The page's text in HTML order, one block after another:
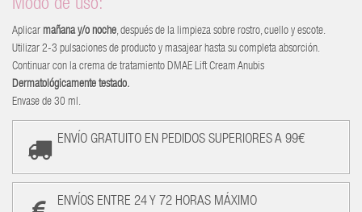
Modo de uso:
Aplicar mañana y/o noche, después de la limpieza sobre rostro, cuello y escote.
Utilizar 2-3 pulsaciones de producto y masajear hasta su completa absorción.
Continuar con la crema de tratamiento DMAE Lift Cream Anubis
Dermatológicamente testado.
Envase de 30 ml.
ENVÍO GRATUITO EN PEDIDOS SUPERIORES A 99€
ENVÍOS ENTRE 24 Y 72 HORAS MÁXIMO